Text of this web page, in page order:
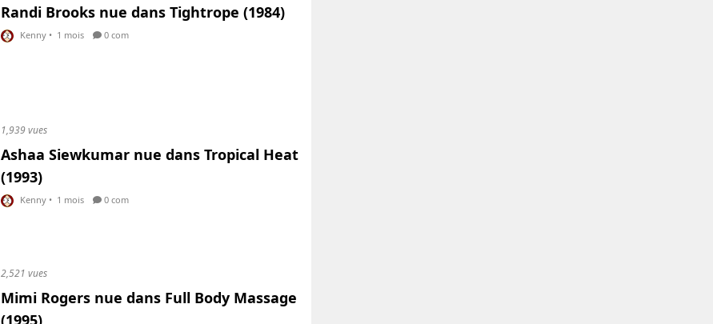
Randi Brooks nue dans Tightrope (1984)
Kenny • 1 mois 0 com
1,939 vues
Ashaa Siewkumar nue dans Tropical Heat
(1993)
Kenny • 1 mois 0 com
2,521 vues
Mimi Rogers nue dans Full Body Massage
(1995)